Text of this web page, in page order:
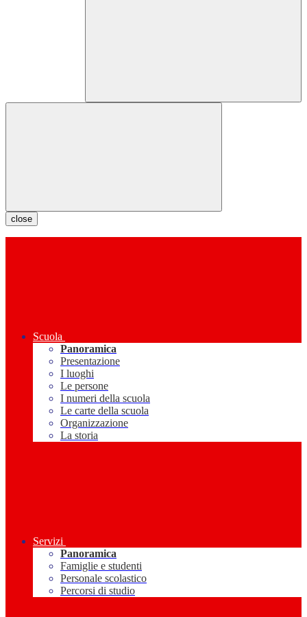
close
Scuola
Panoramica
Presentazione
I luoghi
Le persone
I numeri della scuola
Le carte della scuola
Organizzazione
La storia
Servizi
Panoramica
Famiglie e studenti
Personale scolastico
Percorsi di studio